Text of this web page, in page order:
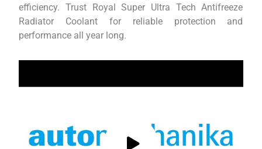
efficiency. Trust Royal Super Ultra Tech Antifreeze
Radiator Coolant for reliable protection and
performance all year long.